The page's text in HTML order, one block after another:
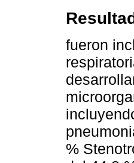
fueron
%